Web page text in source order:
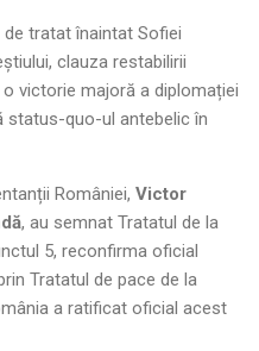
tratat înaintat Sofiei
clauza restabilirii
victorie majoră a diplomației
status-quo-ul antebelic în
României, Victor
, au semnat Tratatul de la
5, reconfirma oficial
Tratatul de pace de la
a ratificat oficial acest